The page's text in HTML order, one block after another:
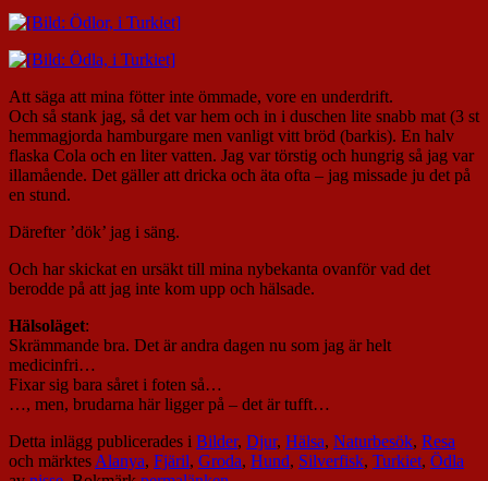
Att säga att mina fötter inte ömmade, vore en underdrift.
Och så stank jag, så det var hem och in i duschen lite snabb mat (3 st
hemmagjorda hamburgare men vanligt vitt bröd (barkis). En halv
flaska Cola och en liter vatten. Jag var törstig och hungrig så jag var
illamående. Det gäller att dricka och äta ofta – jag missade ju det på
en stund.
Därefter ’dök’ jag i säng.
Och har skickat en ursäkt till mina nybekanta ovanför vad det
berodde på att jag inte kom upp och hälsade.
Hälsoläget:
Skrämmande bra. Det är andra dagen nu som jag är helt
medicinfri…
Fixar sig bara såret i foten så…
…, men, brudarna här ligger på – det är tufft…
Detta inlägg publicerades i Bilder, Djur, Hälsa, Naturbesök, Resa
och märktesAlanya, Fjäril, Groda, Hund, Silverfisk, Turkiet, Ödla